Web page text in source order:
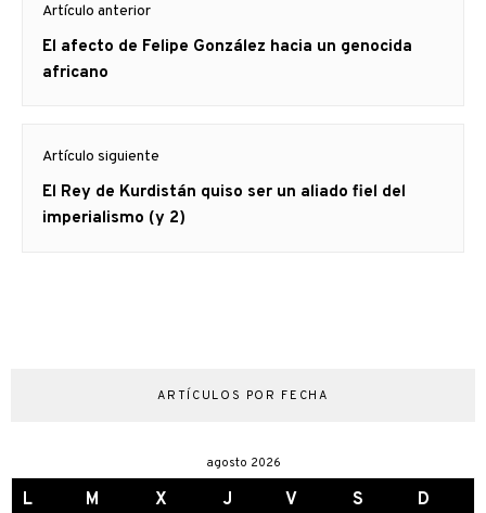
de
entradas
Artículo anterior
Artículo
anterior
El afecto de Felipe González hacia un genocida
africano
Artículo siguiente
Artículo
siguiente:
El Rey de Kurdistán quiso ser un aliado fiel del
imperialismo (y 2)
ARTÍCULOS POR FECHA
agosto 2026
L M X J V S D